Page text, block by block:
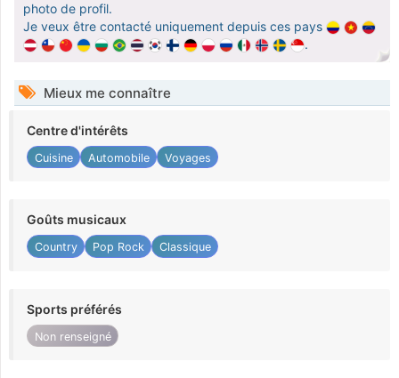
photo de profil.
Je veux être contacté uniquement depuis ces pays
.
Mieux me connaître
Centre d'intérêts
Cuisine Automobile Voyages
Goûts musicaux
Country Pop Rock Classique
Sports préférés
Non renseigné